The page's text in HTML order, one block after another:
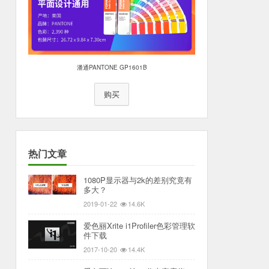
潘通PANTONE GP1601B
购买
热门文章
1080P显示器与2k的差别究竟有
多大？
2019-01-22 14.6K
爱色丽Xrite i1Profiler色彩管理软
件下载
2017-10-20 14.4K